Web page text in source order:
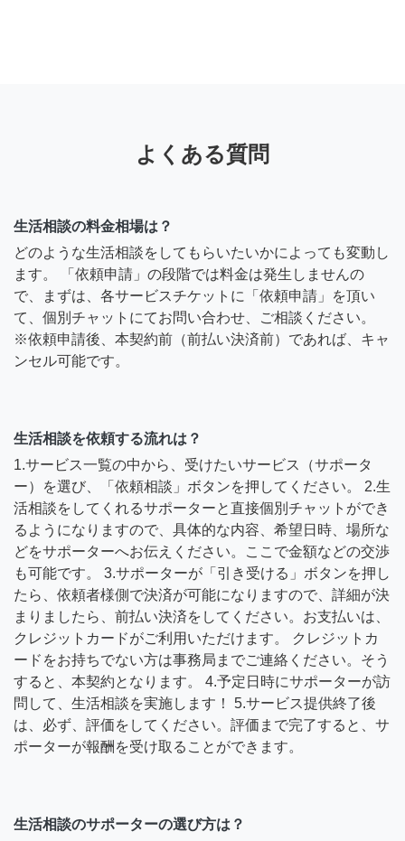
よくある質問
生活相談の料金相場は？
どのような生活相談をしてもらいたいかによっても変動し
ます。 「依頼申請」の段階では料金は発生しませんの
で、まずは、各サービスチケットに「依頼申請」を頂い
て、個別チャットにてお問い合わせ、ご相談ください。
※依頼申請後、本契約前（前払い決済前）であれば、キャ
ンセル可能です。
生活相談を依頼する流れは？
1.サービス一覧の中から、受けたいサービス（サポータ
ー）を選び、「依頼相談」ボタンを押してください。 2.生
活相談をしてくれるサポーターと直接個別チャットができ
るようになりますので、具体的な内容、希望日時、場所な
どをサポーターへお伝えください。ここで金額などの交渉
も可能です。 3.サポーターが「引き受ける」ボタンを押し
たら、依頼者様側で決済が可能になりますので、詳細が決
まりましたら、前払い決済をしてください。お支払いは、
クレジットカードがご利用いただけます。 クレジットカ
ードをお持ちでない方は事務局までご連絡ください。そう
すると、本契約となります。 4.予定日時にサポーターが訪
問して、生活相談を実施します！ 5.サービス提供終了後
は、必ず、評価をしてください。評価まで完了すると、サ
ポーターが報酬を受け取ることができます。
生活相談のサポーターの選び方は？